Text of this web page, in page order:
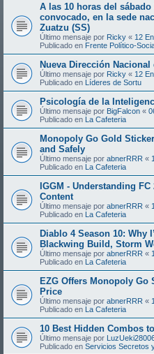
A las 10 horas del sábado
convocado, en la sede
Zuatzu (SS)
Último mensaje por Ricky « 12
Publicado en Frente Político-
Nueva Dirección Nacional
Último mensaje por Ricky « 12
Publicado en Líderes de Sortu
Psicología de la
Último mensaje por BigFalcon «
Publicado en La Cafeteria
Monopoly Go Gold
and Safely
Último mensaje por abnerRRR «
Publicado en La Cafeteria
IGGM - Understanding
Content
Último mensaje por abnerRRR «
Publicado en La Cafeteria
Diablo 4 Season 10: Why
Blackwing Build, Storm
Último mensaje por abnerRRR «
Publicado en La Cafeteria
EZG Offers Monopoly Go
Price
Último mensaje por abnerRRR «
Publicado en La Cafeteria
10 Best Hidden Combos
Último mensaje por
Publicado en Servicios Secretos